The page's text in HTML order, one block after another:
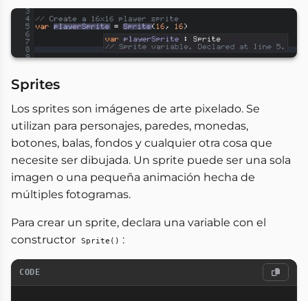
Sprites
Los sprites son imágenes de arte pixelado. Se
utilizan para personajes, paredes, monedas,
botones, balas, fondos y cualquier otra cosa que
necesite ser dibujada. Un sprite puede ser una sola
imagen o una pequeña animación hecha de
múltiples fotogramas.
Para crear un sprite, declara una variable con el
constructor Sprite() :
CODE